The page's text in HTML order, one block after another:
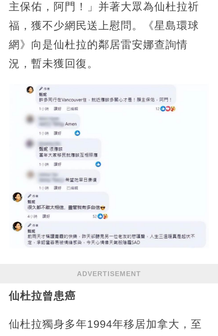
主保佑，阿門！」并著大眾為仙杜拉祈
福，獲不少網民送上慰問。《星島環球
網》向是仙杜拉的鄰居雷安娜查詢情
況，暫未獲回復。
ADVERTISEMENT
仙杜拉曾患癌
仙杜拉獨身多年1994年移居加拿大，至